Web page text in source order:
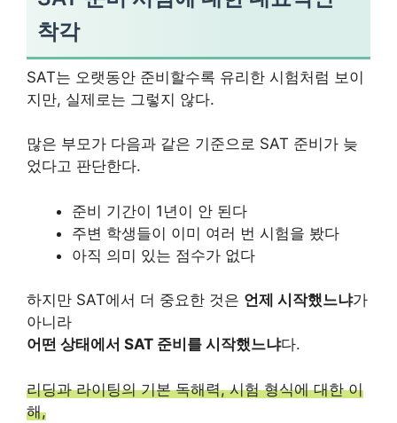
착각
SAT는 오랫동안 준비할수록 유리한 시험처럼 보이
지만, 실제로는 그렇지 않다.
많은 부모가 다음과 같은 기준으로 SAT 준비가 늦
었다고 판단한다.
준비 기간이 1년이 안 된다
주변 학생들이 이미 여러 번 시험을 봤다
아직 의미 있는 점수가 없다
하지만 SAT에서 더 중요한 것은 언제 시작했느냐가
아니라
어떤 상태에서 SAT 준비를 시작했느냐다.
리딩과 라이팅의 기본 독해력, 시험 형식에 대한 이
해,